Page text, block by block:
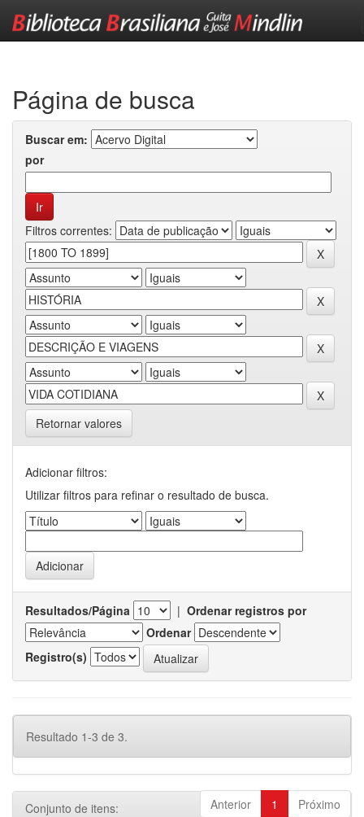
Página de busca
Buscar em:
por
Filtros correntes:
Retornar valores
Adicionar filtros:
Utilizar filtros para refinar o resultado de busca.
Resultados/Página | Ordenar registros por
Ordenar
Registro(s)
Resultado 1-3 de 3.
Anterior 1 Próximo
Conjunto de itens: